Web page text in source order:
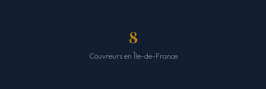
8
Couvreurs en Île-de-France